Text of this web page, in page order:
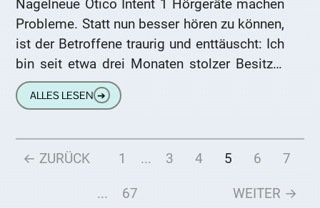
Nagelneue Otico Intent 1 Hörgeräte machen
Probleme. Statt nun besser hören zu können,
ist der Betroffene traurig und enttäuscht: Ich
bin seit etwa drei Monaten stolzer Besitzer
meiner ersten Hörgeräte.
ALLES LESEN ➔
← ZURÜCK 1 ... 3 4 5 6 7
... 67
WEITER →